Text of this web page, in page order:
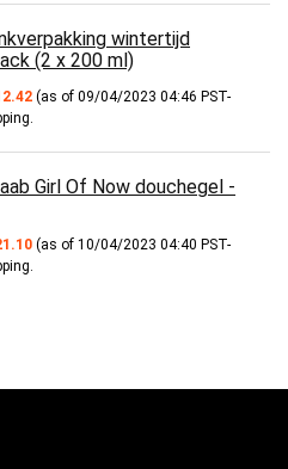
wintertijd
(2 x 200 ml)
(as of 09/04/2023 04:46 PST-
.
Girl Of Now douchegel -
(as of 10/04/2023 04:40 PST-
.